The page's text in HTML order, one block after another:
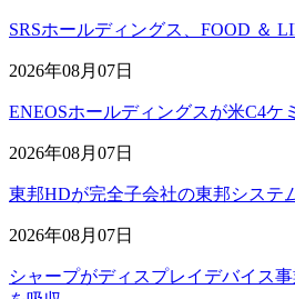
SRSホールディングス、FOOD ＆
2026年08月07日
ENEOSホールディングスが米C4
2026年08月07日
東邦HDが完全子会社の東邦システ
2026年08月07日
シャープがディスプレイデバイス